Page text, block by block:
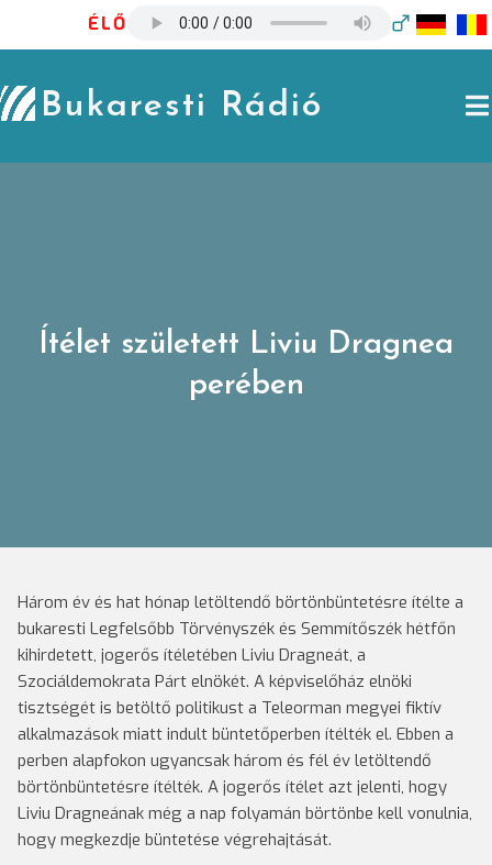
ÉLŐ
Bukaresti Rádió
Ítélet született Liviu Dragnea
perében
Három év és hat hónap letöltendő börtönbüntetésre ítélte a
bukaresti Legfelsőbb Törvényszék és Semmítőszék hétfőn
kihirdetett, jogerős ítéletében Liviu Dragneát, a
Szociáldemokrata Párt elnökét. A képviselőház elnöki
tisztségét is betöltő politikust a Teleorman megyei fiktív
alkalmazások miatt indult büntetőperben ítélték el. Ebben a
perben alapfokon ugyancsak három és fél év letöltendő
börtönbüntetésre ítélték. A jogerős ítélet azt jelenti, hogy
Liviu Dragneának még a nap folyamán börtönbe kell vonulnia,
hogy megkezdje büntetése végrehajtását.